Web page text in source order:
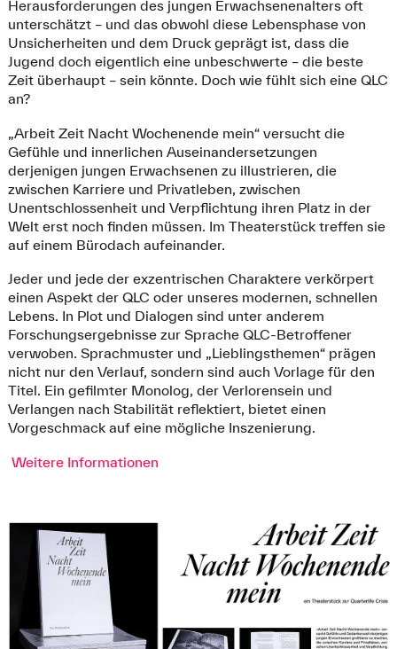
Herausforderungen des jungen Erwachsenenalters oft
unterschätzt – und das obwohl diese Lebensphase von
Unsicherheiten und dem Druck geprägt ist, dass die
Jugend doch eigentlich eine unbeschwerte – die beste
Zeit überhaupt – sein könnte. Doch wie fühlt sich eine QLC
an?
„Arbeit Zeit Nacht Wochenende mein“ versucht die
Gefühle und innerlichen Auseinandersetzungen
derjenigen jungen Erwachsenen zu illustrieren, die
zwischen Karriere und Privatleben, zwischen
Unentschlossenheit und Verpflichtung ihren Platz in der
Welt erst noch finden müssen. Im Theaterstück treffen sie
auf einem Bürodach aufeinander.
Jeder und jede der exzentrischen Charaktere verkörpert
einen Aspekt der QLC oder unseres modernen, schnellen
Lebens. In Plot und Dialogen sind unter anderem
Forschungsergebnisse zur Sprache QLC-Betroffener
verwoben. Sprachmuster und „Lieblingsthemen“ prägen
nicht nur den Verlauf, sondern sind auch Vorlage für den
Titel. Ein gefilmter Monolog, der Verlorensein und
Verlangen nach Stabilität reflektiert, bietet einen
Vorgeschmack auf eine mögliche Inszenierung.
Weitere Informationen